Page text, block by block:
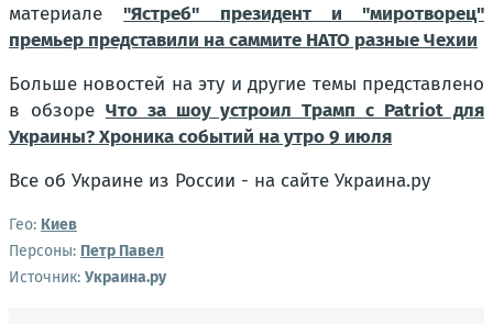
материале"Ястреб" президент и "миротворец"
премьер представили на саммите НАТО разные Чехии
Больше новостей на эту и другие темы представлено
в обзоре Что за шоу устроил Трамп с Patriot для
Украины? Хроника событий на утро 9 июля
Все об Украине из России - на сайте Украина.ру
Гео: Киев
Персоны: Петр Павел
Источник: Украина.ру